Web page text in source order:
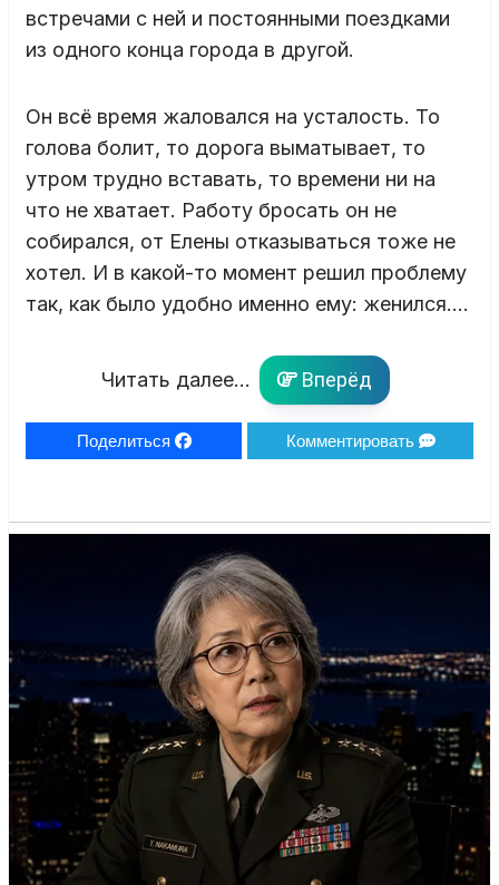
встречами с ней и постоянными поездками
из одного конца города в другой.
Он всё время жаловался на усталость. То
голова болит, то дорога выматывает, то
утром трудно вставать, то времени ни на
что не хватает. Работу бросать он не
собирался, от Елены отказываться тоже не
хотел. И в какой-то момент решил проблему
так, как было удобно именно ему: женился….
Читать далее... Вперёд
Поделиться Комментировать